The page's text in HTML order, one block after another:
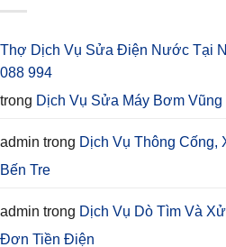
Thợ Dịch Vụ Sửa Điện Nước Tại
088 994
trong Dịch Vụ Sửa Máy Bơm
admin trong Dịch Vụ Thông Cống,
Bến Tre
admin trong Dịch Vụ Dò Tìm Và
Đơn Tiền Điện